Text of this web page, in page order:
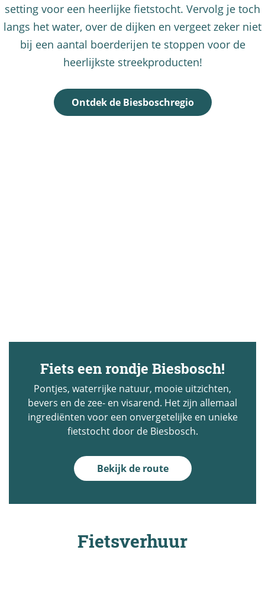
setting voor een heerlijke fietstocht. Vervolg je toch
langs het water, over de dijken en vergeet zeker niet
bij een aantal boerderijen te stoppen voor de
heerlijkste streekproducten!
Ontdek de Biesboschregio
Fiets een rondje Biesbosch!
Pontjes, waterrijke natuur, mooie uitzichten,
bevers en de zee- en visarend. Het zijn allemaal
ingrediënten voor een onvergetelijke en unieke
fietstocht door de Biesbosch.
Bekijk de route
Fietsverhuur